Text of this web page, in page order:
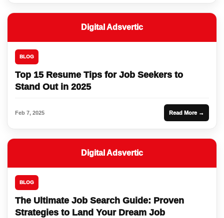
Digital Adsvertic
BLOG
Top 15 Resume Tips for Job Seekers to
Stand Out in 2025
Feb 7, 2025 Read More →
Digital Adsvertic
BLOG
The Ultimate Job Search Guide: Proven
Strategies to Land Your Dream Job